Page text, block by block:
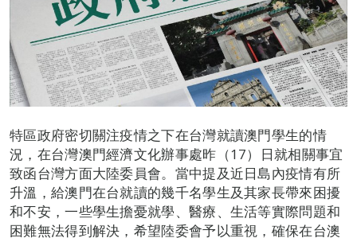
特區政府密切關注疫情之下在台灣就讀澳門學生的情
況，在台灣澳門經濟文化辦事處昨（17）日就相關事宜
致函台灣方面大陸委員會。當中提及近日島內疫情有所
升溫，給澳門在台就讀的幾千名學生及其家長帶來困擾
和不安，一些學生擔憂就學、醫療、生活等實際問題和
困難無法得到解決，希望陸委會予以重視，確保在台澳